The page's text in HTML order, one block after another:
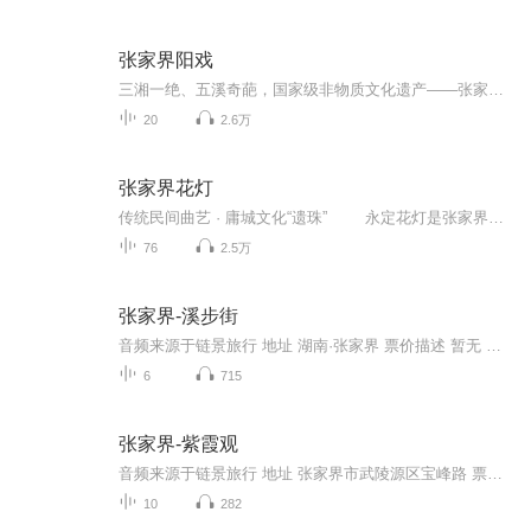
张家界阳戏
20 2.6万
张家界花灯
76 2.5万
张家界-溪步街
6 715
张家界-紫霞观
10 282